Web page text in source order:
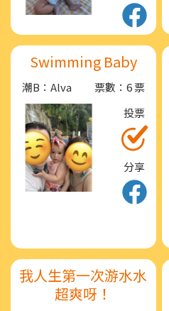
Swimming Baby
潮B：Alva
票數：6 票
投票
分享
我人生第一次游水水
超爽呀！